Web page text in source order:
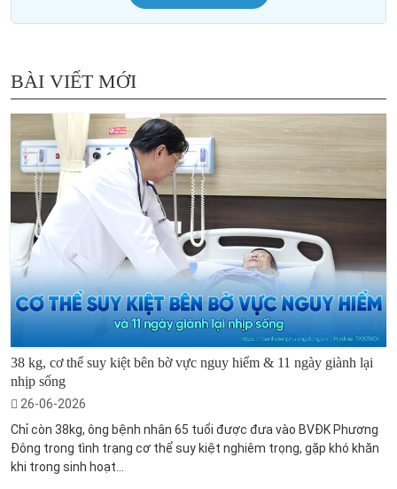
BÀI VIẾT MỚI
38 kg, cơ thể suy kiệt bên bờ vực nguy hiểm & 11 ngày giành lại
nhịp sống
26-06-2026
Chỉ còn 38kg, ông bệnh nhân 65 tuổi được đưa vào BVĐK Phương
Đông trong tình trạng cơ thể suy kiệt nghiêm trọng, gặp khó khăn
khi trong sinh hoạt...